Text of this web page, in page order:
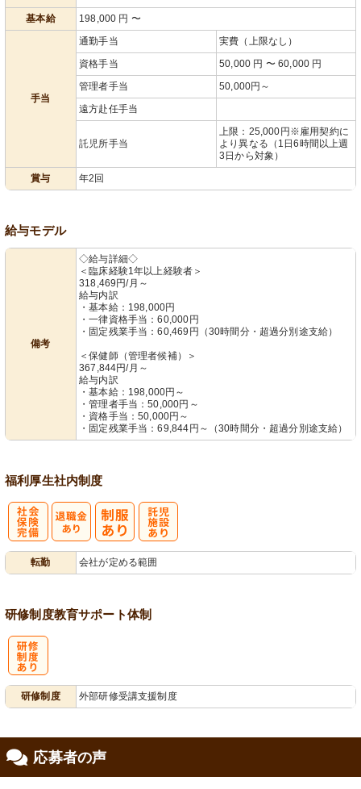
基本給 198,000 円 〜
手当
通勤手当
実費（上限なし）
資格手当
50,000 円 〜 60,000 円
管理者手当
50,000円～
遠方赴任手当
託児所手当
上限：25,000円※雇用契約に
より異なる（1日6時間以上週
3日から対象）
賞与
年2回
給与モデル
備考
◇給与詳細◇
＜臨床経験1年以上経験者＞
318,469円/月～
給与内訳
・基本給：198,000円
・一律資格手当：60,000円
・固定残業手当：60,469円（30時間分・超過分別途支給）
＜保健師（管理者候補）＞
367,844円/月～
給与内訳
・基本給：198,000円～
・管理者手当：50,000円～
・資格手当：50,000円～
・固定残業手当：69,844円～（30時間分・超過分別途支給）
福利厚生社内制度
転勤 会社が定める範囲
研修制度教育サポート体制
研修制度 外部研修受講支援制度
応募者の声